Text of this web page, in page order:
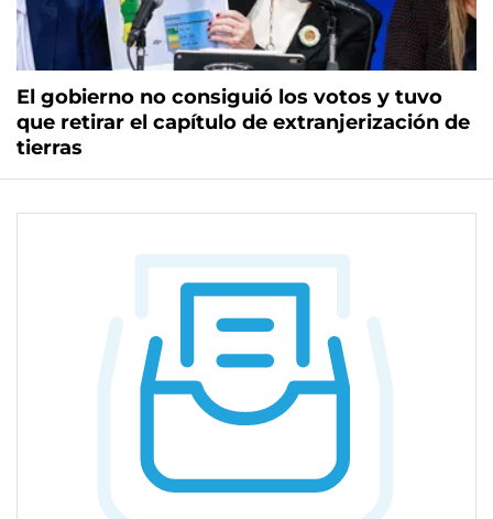
El gobierno no consiguió los votos y tuvo
que retirar el capítulo de extranjerización de
tierras